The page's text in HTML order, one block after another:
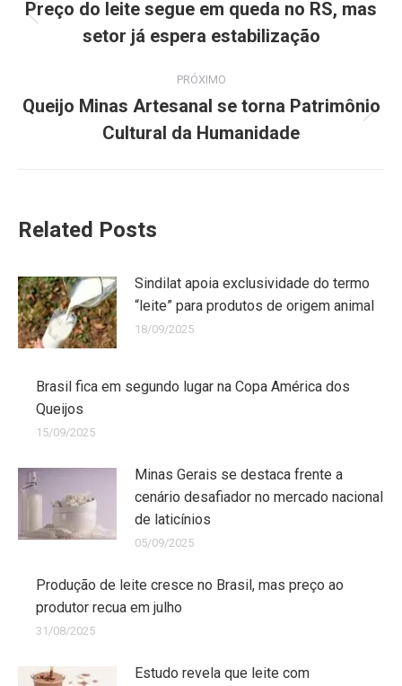
Preço do leite segue em queda no RS, mas
setor já espera estabilização
PRÓXIMO
Queijo Minas Artesanal se torna Patrimônio
Cultural da Humanidade
Related Posts
Sindilat apoia exclusividade do termo
“leite” para produtos de origem animal
18/09/2025
Brasil fica em segundo lugar na Copa América dos
Queijos
15/09/2025
Minas Gerais se destaca frente a
cenário desafiador no mercado nacional
de laticínios
05/09/2025
Produção de leite cresce no Brasil, mas preço ao
produtor recua em julho
31/08/2025
Estudo revela que leite com